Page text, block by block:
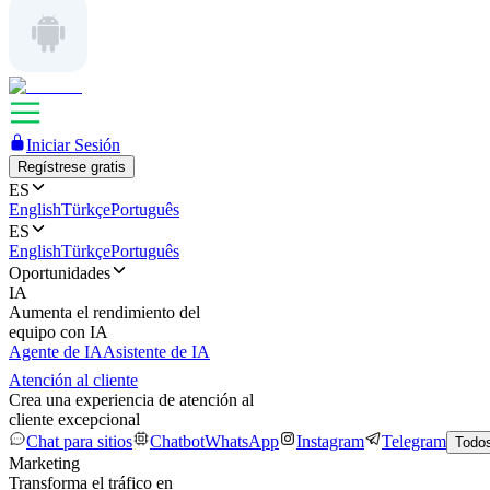
Iniciar Sesión
Regístrese gratis
ES
EnglishTürkçePortuguês
ES
EnglishTürkçePortuguês
Oportunidades
IA
Aumenta el rendimiento del
equipo con IA
Agente de IAAsistente de IA
Atención al cliente
Crea una experiencia de atención al
cliente excepcional
Chat para sitios
ChatbotWhatsApp Instagram Telegram
Marketing
Transforma el tráfico en